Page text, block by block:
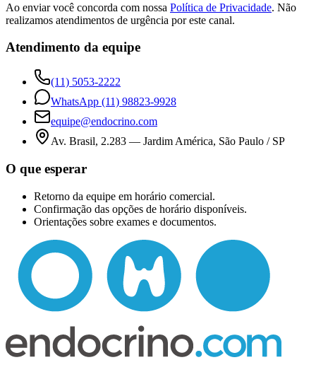
Ao enviar você concorda com nossa Política de Privacidade. Não
realizamos atendimentos de urgência por este canal.
Atendimento da equipe
(11) 5053-2222
WhatsApp (11) 98823-9928
equipe@endocrino.com
Av. Brasil, 2.283 — Jardim América, São Paulo / SP
O que esperar
Retorno da equipe em horário comercial.
Confirmação das opções de horário disponíveis.
Orientações sobre exames e documentos.